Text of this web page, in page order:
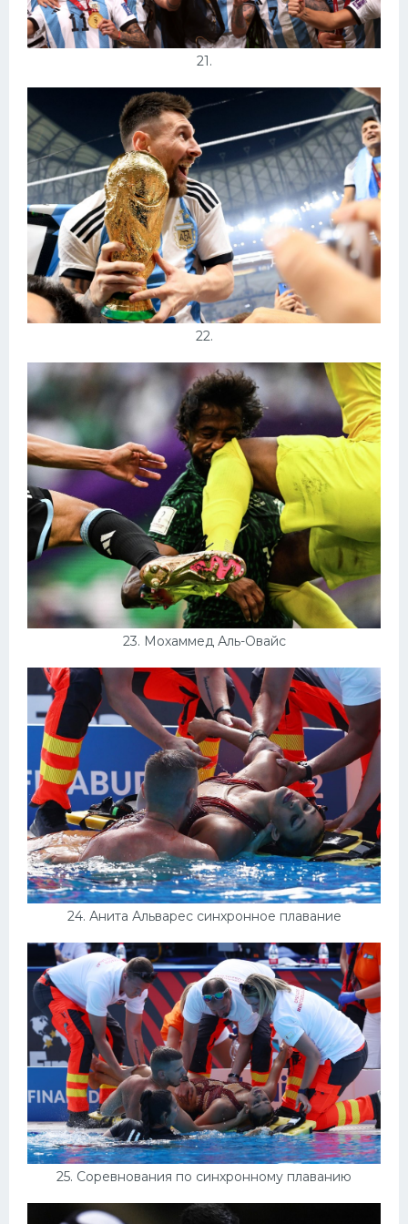
21.
22.
23. Мохаммед Аль-Овайс
24. Анита Альварес синхронное плавание
25. Соревнования по синхронному плаванию